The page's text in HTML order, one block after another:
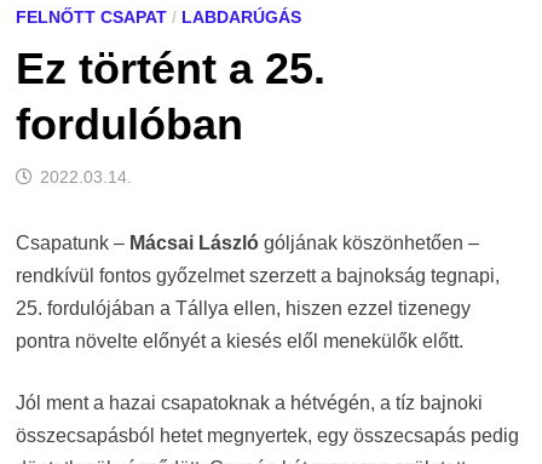
FELNŐTT CSAPAT/ LABDARÚGÁS
Ez történt a 25.
fordulóban
2022.03.14.
Csapatunk – Mácsai Lászlógóljának köszönhetően –
rendkívül fontos győzelmet szerzett a bajnokság tegnapi,
25. fordulójában a Tállya ellen, hiszen ezzel tizenegy
pontra növelte előnyét a kiesés elől menekülők előtt.
Jól ment a hazai csapatoknak a hétvégén, a tíz bajnoki
összecsapásból hetet megnyertek, egy összecsapás pedig